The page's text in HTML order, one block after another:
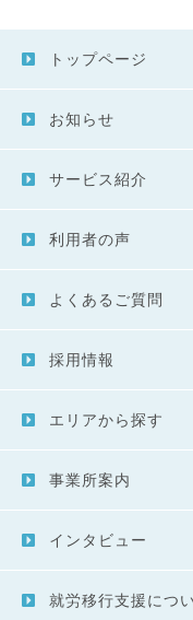
トップページ
お知らせ
サービス紹介
利用者の声
よくあるご質問
採用情報
エリアから探す
事業所案内
インタビュー
就労移行支援につ